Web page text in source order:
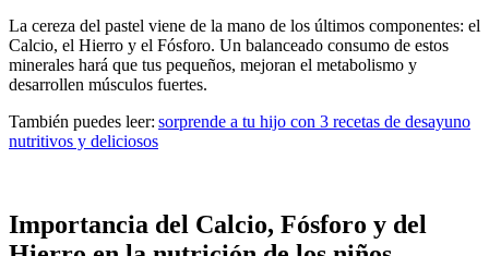
La cereza del pastel viene de la mano de los últimos componentes: el
Calcio, el Hierro y el Fósforo. Un balanceado consumo de estos
minerales hará que tus pequeños, mejoran el metabolismo y
desarrollen músculos fuertes.
También puedes leer: sorprende a tu hijo con 3 recetas de desayuno
nutritivos y deliciosos
Importancia del Calcio, Fósforo y del